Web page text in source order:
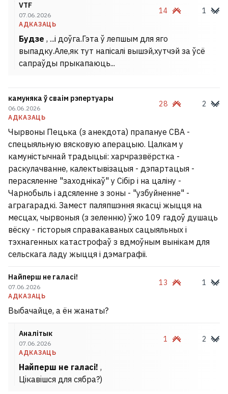
VTF
07.06.2026
АДКАЗАЦЬ
14 1
Будзе , ...і доўга.Гэта ў лепшым для яго
выпадку.Але,як тут напісалі вышэй,хутчэй за ўсё
сапраўды прыкапаюць...
камуняка ў сваім рэпертуары
06.06.2026
АДКАЗАЦЬ
28 2
Чырвоны Пецька (з анекдота) прапануе СВА -
спецыяльную вясковую аперацыю. Цалкам у
камуністычнай традыцыі: харчразвёрстка -
раскулачванне, калектывізацыя - дэпартацыя -
перасяленне "заходнікаў" у Сібір і на цаліну -
Чарнобыль і адсяленне з зоны - "узбуйненне" -
аграгарадкі. Замест паляпшэння якасці жыцця на
месцах, чырвоныя (з зеленню) ўжо 109 гадоў душаць
вёску - гісторыя справакаваных сацыяльных і
тэхнагенных катастрофаў з вдмоўным вынікам для
сельскага ладу жыцця і дэмаграфіі.
Найперш не галасі!
07.06.2026
АДКАЗАЦЬ
13 1
Выбачайце, а ён жанаты?
Аналiтык
07.06.2026
АДКАЗАЦЬ
1 2
Найперш не галасі! ,
Цiкавiшся для сябра?)